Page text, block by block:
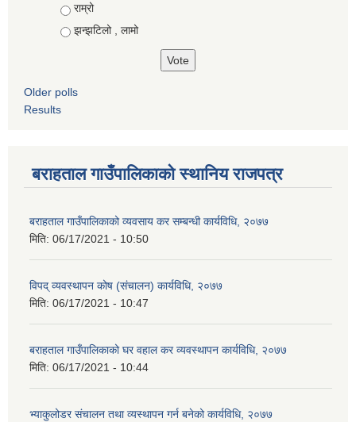
राम्रो
झन्झटिलो , लामो
Older polls
Results
बराहताल गाउँपालिकाको स्थानिय राजपत्र
बराहताल गाउँपालिकाको व्यवसाय कर सम्बन्धी कार्यविधि, २०७७
मिति: 06/17/2021 - 10:50
विपद् व्यवस्थापन कोष (संचालन) कार्यविधि, २०७७
मिति: 06/17/2021 - 10:47
बराहताल गाउँपालिकाको घर वहाल कर व्यवस्थापन कार्यविधि, २०७७
मिति: 06/17/2021 - 10:44
भ्याकुलोडर संचालन तथा व्यस्थापन गर्न बनेको कार्यविधि, २०७७